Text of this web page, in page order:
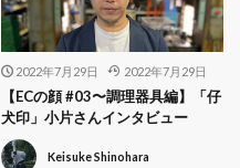
2022年7月29日 2022年7月29日
【ECの顔 #03〜調理器具編】「仔
犬印」小片さんインタビュー
Keisuke Shinohara